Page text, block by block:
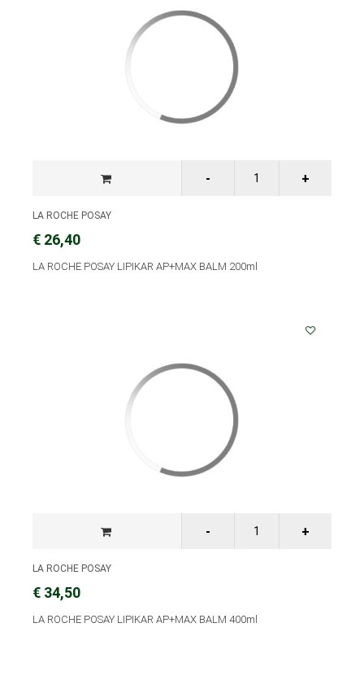
LA ROCHE POSAY
€ 26,40
LA ROCHE POSAY LIPIKAR AP+MAX BALM 200ml
LA ROCHE POSAY
€ 34,50
LA ROCHE POSAY LIPIKAR AP+MAX BALM 400ml